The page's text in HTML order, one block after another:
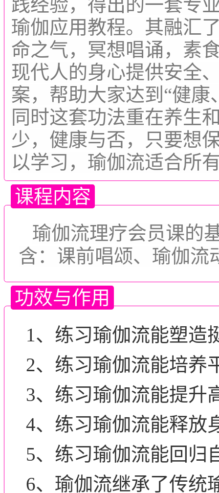
践经验，得出的一套专
瑜伽应用教程。其融汇
命之气，冥想唱诵，素
现代人的身心提供安全
案，帮助大家达到“健
同时这套功法重在养生
少，健康与否，只要想
以学习，瑜伽流适合所
课程内容
瑜伽流理疗会员课的
含：课前唱颂、瑜伽流
功效与作用
1、练习瑜伽流能塑造
2、练习瑜伽流能培养
3、练习瑜伽流能提升
4、练习瑜伽流能释放
5、练习瑜伽流能回归
6、瑜伽流继承了传统